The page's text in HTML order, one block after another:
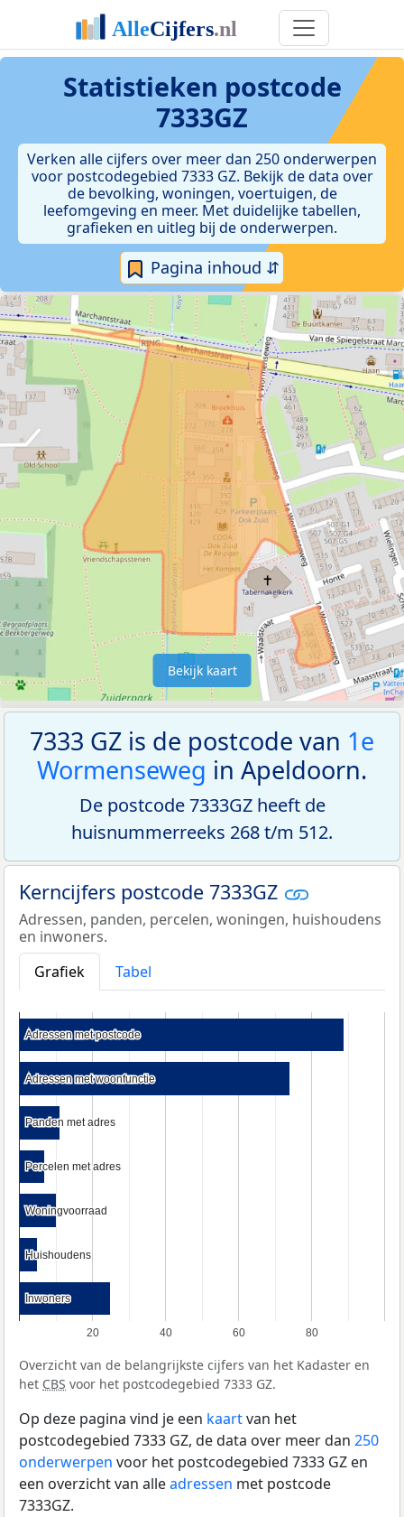
Statistieken postcode
7333GZ
Verken alle cijfers over meer dan 250 onderwerpen
voor postcodegebied 7333 GZ. Bekijk de data over
de bevolking, woningen, voertuigen, de
leefomgeving en meer. Met duidelijke tabellen,
grafieken en uitleg bij de onderwerpen.
Pagina inhoud ⇵
Bekijk kaart
7333 GZ is de postcode van 1e
Wormenseweg in Apeldoorn.
De postcode 7333GZ heeft de
huisnummerreeks 268 t/m 512.
Kerncijfers postcode 7333GZ
Adressen, panden, percelen, woningen, huishoudens
en inwoners.
Grafiek
Tabel
20 40 60 80
Adressen met postcode
Adressen met postcode
Adressen met woonfunctie
Adressen met woonfunctie
Panden met adres
Panden met adres
Percelen met adres
Percelen met adres
Woningvoorraad
Woningvoorraad
Huishoudens
Huishoudens
Inwoners
Inwoners
Overzicht van de belangrijkste cijfers van het Kadaster en
het CBS voor het postcodegebied 7333 GZ.
Op deze pagina vind je een kaartvan het
postcodegebied 7333 GZ, de data over meer dan 250
onderwerpen voor het postcodegebied 7333 GZ en
een overzicht van alleadressen met postcode
7333GZ.